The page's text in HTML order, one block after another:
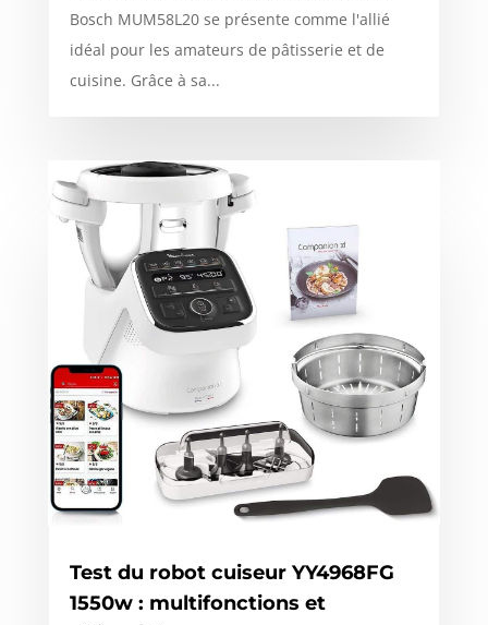
Bosch MUM58L20 se présente comme l'allié
idéal pour les amateurs de pâtisserie et de
cuisine. Grâce à sa...
Test du robot cuiseur YY4968FG
1550w : multifonctions et